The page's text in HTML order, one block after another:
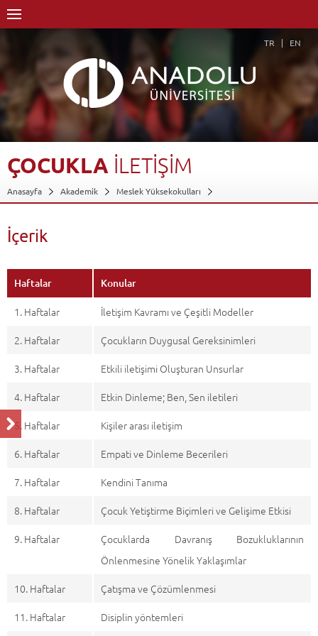
TR EN
ÇOCUKLA İLETİŞİM
Anasayfa Akademik
Meslek Yüksekokulları
Çocuk Bakımı ve Gençlik Hizmetleri Bölümü
Dersler - AKTS Kredileri
İçerik
Haftalar Konular
1. Haftalar
İletişim Kavramı ve Çeşitli Modeller
2. Haftalar
Çocukların Duygusal Gereksinimleri
3. Haftalar
Etkili iletişimi Oluşturan Unsurlar
4. Haftalar
Etkin Dinleme; Ben, Sen iletileri
5. Haftalar
Kişiler arası iletişim
6. Haftalar
Empati ve Dinleme Becerileri
7. Haftalar
Kendini Tanıma
8. Haftalar
Çocuk Yetiştirme Biçimleri ve Gelişime Etkisi
9. Haftalar
Çocuklarda Davranış Bozukluklarının
Önlenmesine Yönelik Yaklaşımlar
10. Haftalar
Çatışma ve Çözümlenmesi
11. Haftalar
Disiplin yöntemleri